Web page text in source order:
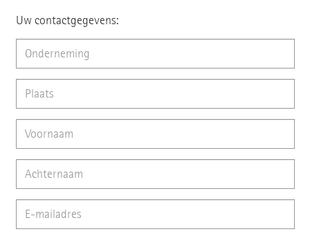
Uw contactgegevens: